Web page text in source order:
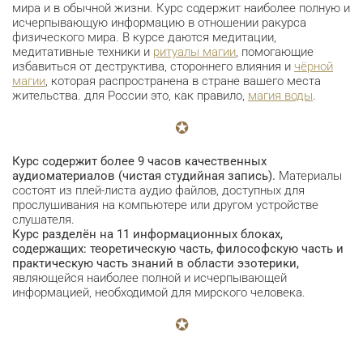
мира и в обычной жизни. Курс содержит наиболее полную и
исчерпывающую информацию в отношении ракурса
физического мира. В курсе даются медитации,
медитативные техники и ритуалы магии, помогающие
избавиться от деструктива, стороннего влияния и чёрной
магии, которая распространена в стране вашего места
жительства. для России это, как правило, магия воды.
Курс содержит более 9 часов качественных
аудиоматериалов (чистая студийная запись). Материалы
состоят из плей-листа аудио файлов, доступных для
прослушивания на компьютере или другом устройстве
слушателя.
Курс разделён на 11 информационных блоках,
содержащих: теоретическую часть, философскую часть и
практическую часть знаний в области эзотерики,
являющейся наиболее полной и исчерпывающей
информацией, необходимой для мирского человека.